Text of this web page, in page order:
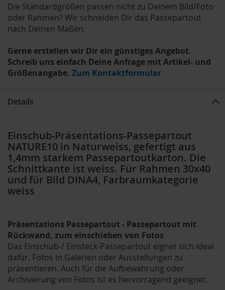
Die Standardgrößen passen nicht zu Deinem Bild/Foto
oder Rahmen? Wir schneiden Dir das Passepartout
nach Deinen Maßen.
Gerne erstellen wir Dir ein günstiges Angebot.
Schreib uns einfach Deine Anfrage mit Artikel- und
Größenangabe. Zum Kontaktformular
Details
Einschub-Präsentations-Passepartout
NATURE10 in Naturweiss, gefertigt aus
1,4mm starkem Passepartoutkarton. Die
Schnittkante ist weiss. Für Rahmen 30x40
und für Bild DINA4, Farbraumkategorie
weiss
Präsentations Passepartout - Passepartout mit
Rückwand, zum einschieben von Fotos
Das Einschub-/ Einsteck-Passepartout eignet sich ideal
dafür, Fotos in Galerien oder Ausstellungen zu
präsentieren. Auch für die Aufbewahrung oder
Archivierung von Fotos ist es hervorragend geeignet.